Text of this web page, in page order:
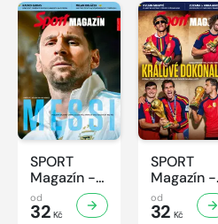
SPORT
Magazín -
32/2026
od
32 Kč
SPORT
Magazín -
31/2026
od
32 Kč